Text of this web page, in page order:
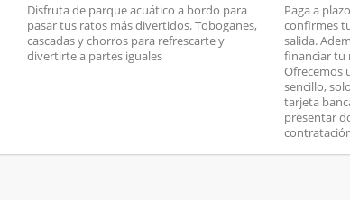
Disfruta de parque acuático a bordo para
pasar tus ratos más divertidos. Toboganes,
cascadas y chorros para refrescarte y
divertirte a partes iguales
Paga a
confirmes
salida.
financiar tu
Ofrecemos
sencillo,
tarjeta
presentar